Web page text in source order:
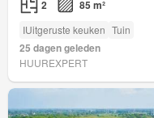
2 85 m²
IUitgeruste keuken Tuin
25 dagen geleden
HUUREXPERT